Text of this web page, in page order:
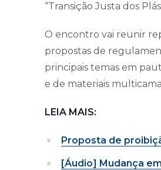
“Transição Justa dos
O encontro vai reunir
propostas de
principais temas em
e de materiais
LEIA MAIS:
Proposta de
[Áudio] Mudança